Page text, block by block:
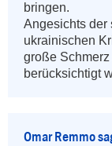
bringen.
Angesichts der
ukrainischen
große
berücksichtigt
Omar Remmo